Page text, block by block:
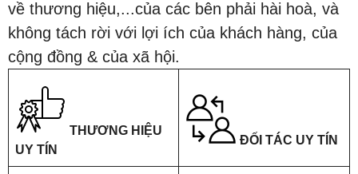
về thương hiệu,...của các bên phải hài hoà, và
không tách rời với lợi ích của khách hàng, của
cộng đồng & của xã hội.
THƯƠNG HIỆU
UY TÍN
ĐỐI TÁC UY TÍN